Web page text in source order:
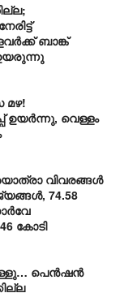
ബാങ്ക്
ഉയരുന്നു
ഉയർന്നു, വെള്ളം
വിവരങ്ങൾ
74.58
കോടി
പെൻഷൻ